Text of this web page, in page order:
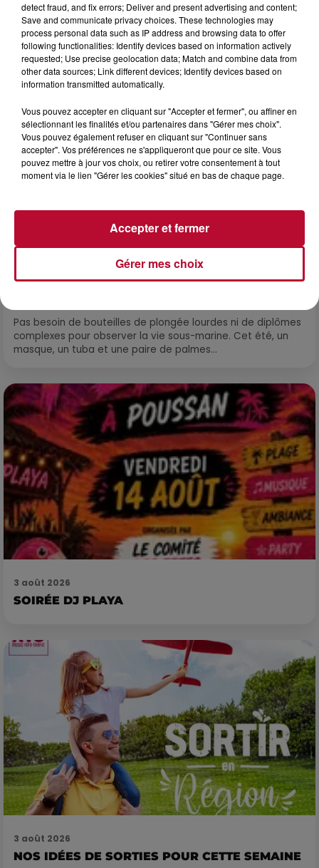
4 août 2026
FÊTE DE LA POLYNÉSIE À VILLEVEYRAC
Pas besoin de bouteilles de plongée lourdes ni de diplômes
complexes pour observer la vie sous-marine. Cet été, un
masque, un tuba et une paire de palmes...
3 août 2026
SOIRÉE DJ PLAYA
3 août 2026
NOS IDÉES DE SORTIES POUR CETTE SEMAINE
detect fraud, and fix errors; Deliver and present advertising and content;
Save and communicate privacy choices. These technologies may
process personal data such as IP address and browsing data to offer
following functionalities: Identify devices based on information actively
requested; Use precise geolocation data; Match and combine data from
other data sources; Link different devices; Identify devices based on
information transmitted automatically.
Vous pouvez accepter en cliquant sur "Accepter et fermer", ou affiner en
sélectionnant les finalités et/ou partenaires dans "Gérer mes choix".
Vous pouvez également refuser en cliquant sur "Continuer sans
accepter". Vos préférences ne s'appliqueront que pour ce site. Vous
pouvez mettre à jour vos choix, ou retirer votre consentement à tout
moment via le lien "Gérer les cookies" situé en bas de chaque page.
Gérer mes choix
Accepter et fermer